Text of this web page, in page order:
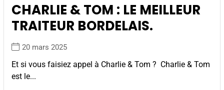
CHARLIE & TOM : LE MEILLEUR
TRAITEUR BORDELAIS.
20 mars 2025
Et si vous faisiez appel à Charlie & Tom ? Charlie & Tom
est le...